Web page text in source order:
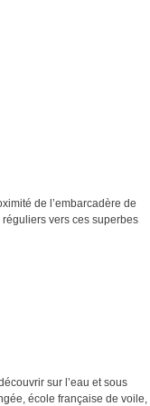
de l’embarcadère de
vers ces superbes
sur l’eau et sous
école française de voile,